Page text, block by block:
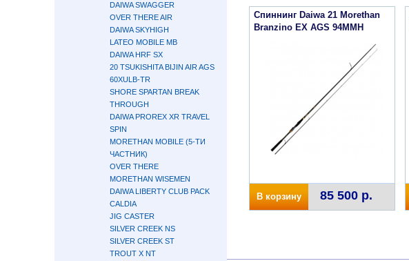
DAIWA SWAGGER
OVER THERE AIR
DAIWA SKYHIGH
LATEO MOBILE MB
DAIWA HRF SX
20 TSUKISHITA BIJIN AIR AGS
60XULB-TR
SHORE SPARTAN BREAK
THROUGH
DAIWA PROREX XR TRAVEL
SPIN
MORETHAN MOBILE (5-ТИ
ЧАСТНИК)
OVER THERE
MORETHAN WISEMEN
DAIWA LIBERTY CLUB PACK
CALDIA
JIG CASTER
SILVER CREEK NS
SILVER CREEK ST
TROUT X NT
Спиннинг Daiwa 21 Morethan
Branzino EX AGS 94MMH
В корзину 85 500 р.